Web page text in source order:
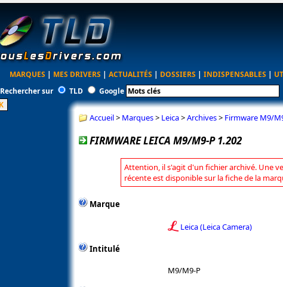
MARQUES | MES DRIVERS | ACTUALITÉS | DOSSIERS | INDISPENSABLES |
Rechercher sur
TLD Google
Accueil> Marques> Leica>Archives> Firmware M9/
FIRMWARE LEICA M9/M9-P 1.202
Attention, il s'agit d'un fichier archivé. Une
récente est disponible sur la fiche de la
Marque
Leica (Leica Camera)
Intitulé
M9/M9-P